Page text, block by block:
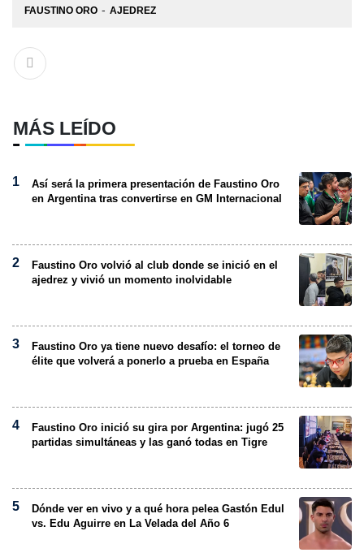
FAUSTINO ORO
AJEDREZ
MÁS LEÍDO
Así será la primera presentación de Faustino Oro
en Argentina tras convertirse en GM Internacional
Faustino Oro volvió al club donde se inició en el
ajedrez y vivió un momento inolvidable
Faustino Oro ya tiene nuevo desafío: el torneo de
élite que volverá a ponerlo a prueba en España
Faustino Oro inició su gira por Argentina: jugó 25
partidas simultáneas y las ganó todas en Tigre
Dónde ver en vivo y a qué hora pelea Gastón Edul
vs. Edu Aguirre en La Velada del Año 6